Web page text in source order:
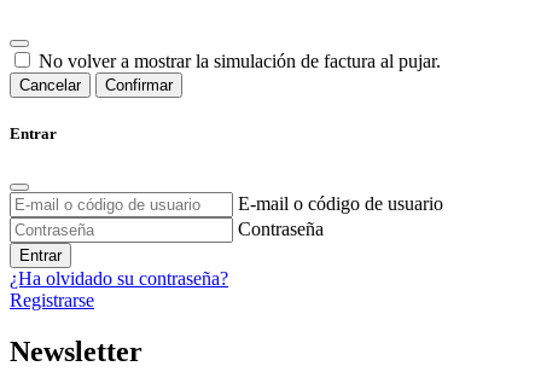
No volver a mostrar la simulación de factura al pujar.
Cancelar Confirmar
Entrar
E-mail o código de usuario
Contraseña
Entrar
¿Ha olvidado su contraseña?
Registrarse
Newsletter